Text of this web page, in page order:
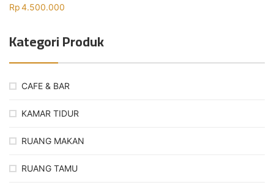
Kategori Produk
CAFE & BAR
KAMAR TIDUR
RUANG MAKAN
RUANG TAMU
Rp4.500.000